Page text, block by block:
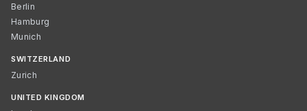
Berlin
Hamburg
Munich
SWITZERLAND
Zurich
UNITED KINGDOM